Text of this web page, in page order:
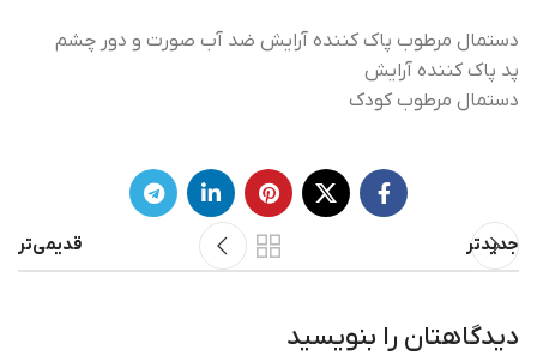
دستمال مرطوب پاک کننده آرایش ضد آب صورت و دور چشم
پد پاک کننده آرایش
دستمال مرطوب کودک
جدیدتر قدیمی‌تر
دیدگاهتان را بنویسید